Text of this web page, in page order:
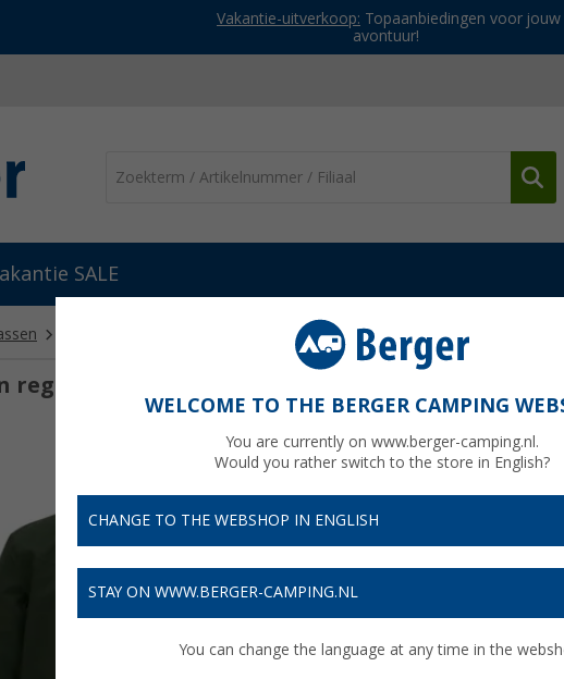
Vakantie-uitverkoop: Topaanbiedingen voor jouw
avontuur!
SALE
Regatta Daledon heren regenjack
regenjack
WELCOME TO THE BERGER CAMPING
You are currently on www.berger-camping.nl.
Would you rather switch to the store in English?
CHANGE TO THE WEBSHOP IN ENGLISH
STAY ON WWW.BERGER-CAMPING.NL
You can change the language at any time in the